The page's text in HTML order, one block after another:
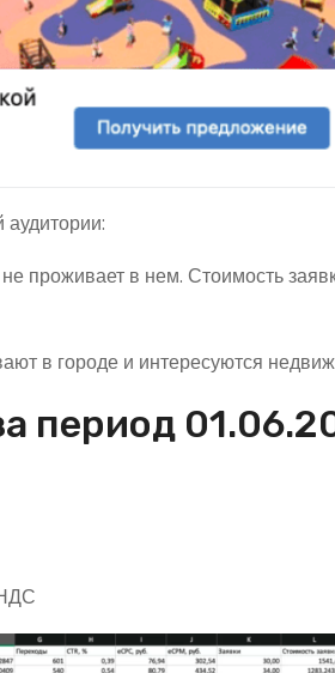
не проживает в нем. Стоимость
в городе и интересуются
период